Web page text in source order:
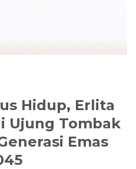
Hidup, Erlita
Ujung Tombak
Emas